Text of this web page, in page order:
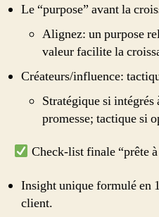
Le “purpose” avant la
Alignez: un purpose
valeur facilite la
Créateurs/influence:
Stratégique si intégrés
promesse; tactique si
Check-list finale “prête
Insight unique formulé en
client.